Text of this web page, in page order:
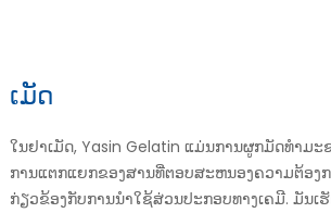
ເມັດ
ໃນຢາເມັດ, Yasin Gelatin ແມ່ນການຜູກມັດທໍາມະ
ການແຕກແຍກຂອງສານທີ່ຕອບສະຫນອງຄວາມຕ້ອງ
ກ່ຽວຂ້ອງກັບການນໍາໃຊ້ສ່ວນປະກອບທາງເຄມີ. ມັນເ